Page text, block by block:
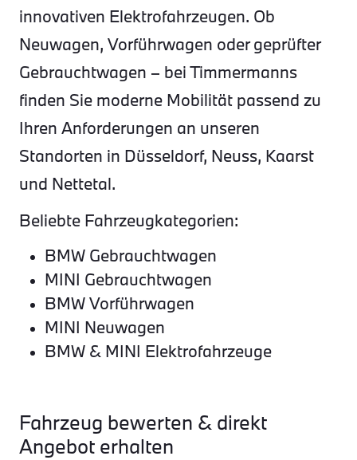
innovativen Elektrofahrzeugen. Ob
Neuwagen, Vorführwagen oder geprüfter
Gebrauchtwagen – bei Timmermanns
finden Sie moderne Mobilität passend zu
Ihren Anforderungen an unseren
Standorten in Düsseldorf, Neuss, Kaarst
und Nettetal.
Beliebte Fahrzeugkategorien:
BMW Gebrauchtwagen
MINI Gebrauchtwagen
BMW Vorführwagen
MINI Neuwagen
BMW & MINI Elektrofahrzeuge
Fahrzeug bewerten & direkt
Angebot erhalten